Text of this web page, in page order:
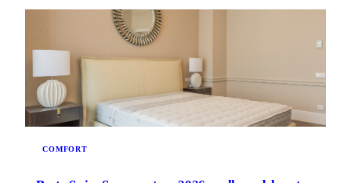
COMFORT